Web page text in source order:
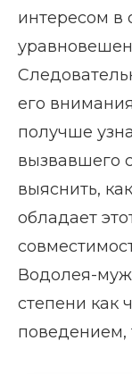
интересом в
его
получше
вызвавшего
выяснить,
обладает
Водолея-
степени как
поведением,